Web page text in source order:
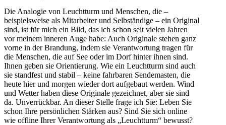
Die Analogie von Leuchtturm und Menschen, die –
beispielsweise als Mitarbeiter und Selbständige – ein Original
sind, ist für mich ein Bild, das ich schon seit vielen Jahren
vor meinem inneren Auge habe: Auch Originale stehen ganz
vorne in der Brandung, indem sie Verantwortung tragen für
die Menschen, die auf See oder im Dorf hinter ihnen sind.
Ihnen geben sie Orientierung. Wie ein Leuchtturm sind auch
sie standfest und stabil – keine fahrbaren Sendemasten, die
heute hier und morgen wieder dort aufgebaut werden. Wind
und Wetter haben diese Originale gezeichnet, aber sie sind
da. Unverrückbar. An dieser Stelle frage ich Sie: Leben Sie
schon Ihre persönlichen Stärken aus? Sind Sie sich online
wie offline Ihrer Verantwortung als „Leuchtturm“ bewusst?